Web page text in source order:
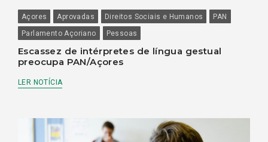
Açores Aprovadas Direitos Sociais e Humanos
PAN
Parlamento Açoriano
Pessoas
Escassez de intérpretes de língua gestual
preocupa PAN/Açores
LER NOTÍCIA